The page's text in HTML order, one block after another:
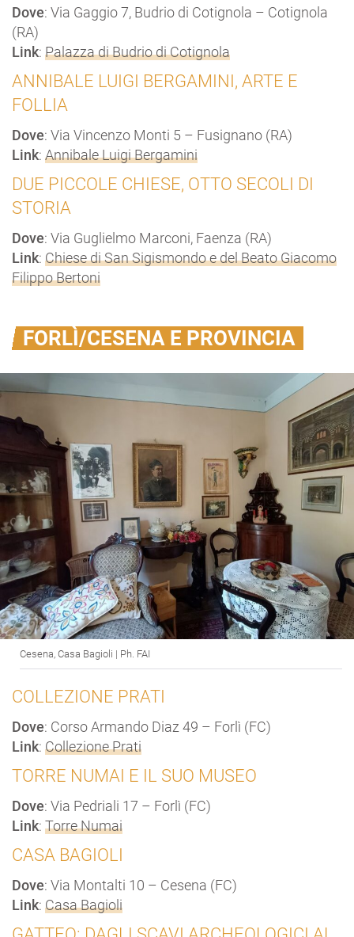
Dove: Via Gaggio 7, Budrio di Cotignola – Cotignola
(RA)
Link: Palazza di Budrio di Cotignola
ANNIBALE LUIGI BERGAMINI, ARTE E
FOLLIA
Dove: Via Vincenzo Monti 5 – Fusignano (RA)
Link: Annibale Luigi Bergamini
DUE PICCOLE CHIESE, OTTO SECOLI DI
STORIA
Dove: Via Guglielmo Marconi, Faenza (RA)
Link: Chiese di San Sigismondo e del Beato Giacomo
Filippo Bertoni
FORLÌ/CESENA E PROVINCIA
Cesena, Casa Bagioli | Ph. FAI
COLLEZIONE PRATI
Dove: Corso Armando Diaz 49 – Forlì (FC)
Link: Collezione Prati
TORRE NUMAI E IL SUO MUSEO
Dove: Via Pedriali 17 – Forlì (FC)
Link: Torre Numai
CASA BAGIOLI
Dove: Via Montalti 10 – Cesena (FC)
Link: Casa Bagioli